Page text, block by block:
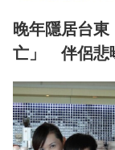
晚年隱居台
亡」 伴侶悲